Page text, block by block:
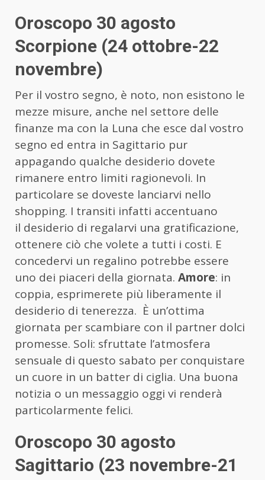
Oroscopo 30 agosto
Scorpione (24 ottobre-22
novembre)
Per il vostro segno, è noto, non esistono le
mezze misure, anche nel settore delle
finanze ma con la Luna che esce dal vostro
segno ed entra in Sagittario pur
appagando qualche desiderio dovete
rimanere entro limiti ragionevoli. In
particolare se doveste lanciarvi nello
shopping. I transiti infatti accentuano
il desiderio di regalarvi una gratificazione,
ottenere ciò che volete a tutti i costi. E
concedervi un regalino potrebbe essere
uno dei piaceri della giornata. Amore: in
coppia, esprimerete più liberamente il
desiderio di tenerezza. È un’ottima
giornata per scambiare con il partner dolci
promesse. Soli: sfruttate l’atmosfera
sensuale di questo sabato per conquistare
un cuore in un batter di ciglia. Una buona
notizia o un messaggio oggi vi renderà
particolarmente felici.
Oroscopo 30 agosto
Sagittario (23 novembre-21